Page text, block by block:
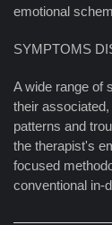
emotional
SYMPTOMS
A wide range of
their
patterns and
the therapist's
focused
conventional in-